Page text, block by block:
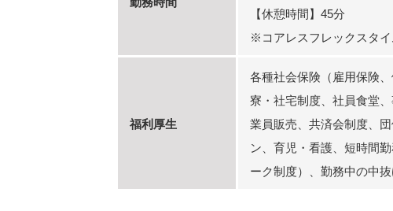
【休憩時間】45分
※コアレスフレックスタイ
福利厚生
各種社会保険（雇用保険
寮・社宅制度、社員食堂
業員販売、共済会制度、
ン、育児・看護、短時間
ーク制度）、勤務中の中